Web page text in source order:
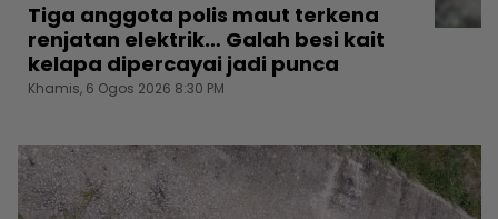
Tiga anggota polis maut terkena
renjatan elektrik… Galah besi kait
kelapa dipercayai jadi punca
Khamis, 6 Ogos 2026 8:30 PM